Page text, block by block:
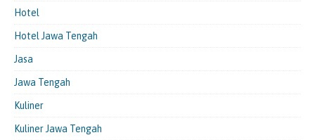
Hotel
Hotel Jawa Tengah
Jasa
Jawa Tengah
Kuliner
Kuliner Jawa Tengah